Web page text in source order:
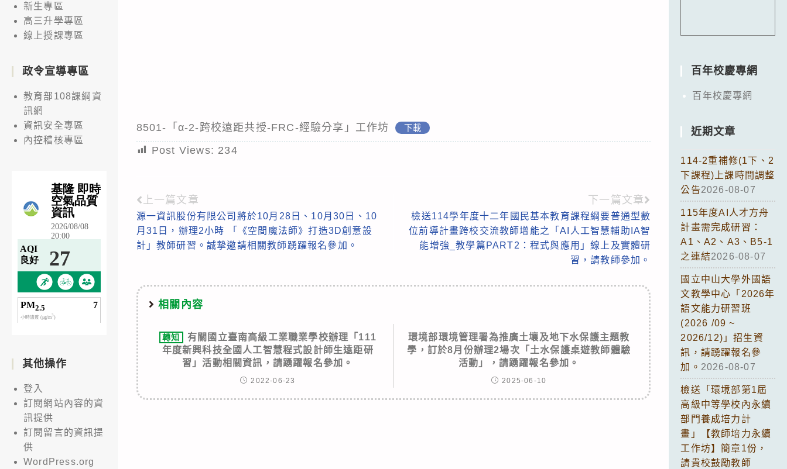
8501-「α-2-跨校遠距共授-FRC-經驗分享」工作坊 下載
Post Views: 234
Read
more
articles
上一篇文章
源一資訊股份有限公司將於10月28日、10月30日、10
月31日，辦理2小時 「《空間魔法師》打造3D創意設
計」教師研習。誠摯邀請相關教師踴躍報名參加。
下一篇文章
檢送114學年度十二年國民基本教育課程綱要普通型數
位前導計畫跨校交流教師增能之「AI人工智慧輔助IA智
能增強_教學篇PART2：程式與應用」線上及實體研
習，請教師參加。
相關內容
轉知
有關國立臺南高級工業職業學校辦理「111
年度新興科技全國人工智慧程式設計師生遠距研
習」活動相關資訊，請踴躍報名參加。
2022-06-23
環境部環境管理署為推廣土壤及地下水保護主題教
學，訂於8月份辦理2場次「土水保護桌遊教師體驗
活動」，請踴躍報名參加。
2025-06-10
新生專區
高三升學專區
線上授課專區
政令宣導專區
教育部108課綱資
訊網
資訊安全專區
內控稽核專區
其他操作
登入
訂閱網站內容的資
訊提供
訂閱留言的資訊提
供
WordPress.org
百年校慶專網
百年校慶專網
近期文章
114-2重補修(1下、2
下課程)上課時間調整
公告2026-08-07
115年度AI人才方舟
計畫需完成研習：
A1、A2、A3、B5-1
之連結2026-08-07
國立中山大學外國語
文教學中心「2026年
語文能力研習班
(2026 /09 ~
2026/12)」招生資
訊，請踴躍報名參
加。 2026-08-07
檢送「環境部第1屆
高級中等學校內永續
部門養成培力計
畫」【教師培力永續
工作坊】簡章1份，
請貴校鼓勵教師